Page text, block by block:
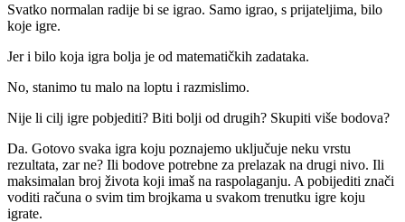
Svatko normalan radije bi se igrao. Samo igrao, s prijateljima, bilo
koje igre.
Jer i bilo koja igra bolja je od matematičkih zadataka.
No, stanimo tu malo na loptu i razmislimo.
Nije li cilj igre pobjediti? Biti bolji od drugih? Skupiti više bodova?
Da. Gotovo svaka igra koju poznajemo uključuje neku vrstu
rezultata, zar ne? Ili bodove potrebne za prelazak na drugi nivo. Ili
maksimalan broj života koji imaš na raspolaganju. A pobijediti znači
voditi računa o svim tim brojkama u svakom trenutku igre koju
igrate.